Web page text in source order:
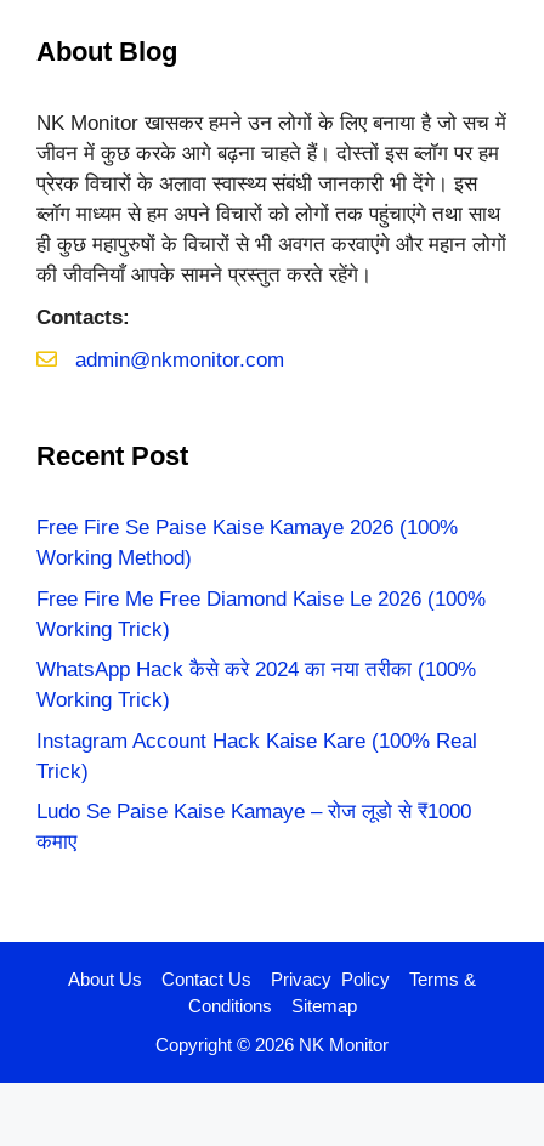
About Blog
NK Monitor खासकर हमने उन लोगों के लिए बनाया है जो सच में
जीवन में कुछ करके आगे बढ़ना चाहते हैं। दोस्तों इस ब्लॉग पर हम
प्रेरक विचारों के अलावा स्वास्थ्य संबंधी जानकारी भी देंगे। इस
ब्लॉग माध्यम से हम अपने विचारों को लोगों तक पहुंचाएंगे तथा साथ
ही कुछ महापुरुषों के विचारों से भी अवगत करवाएंगे और महान लोगों
की जीवनियाँ आपके सामने प्रस्तुत करते रहेंगे।
Contacts:
admin@nkmonitor.com
Recent Post
Free Fire Se Paise Kaise Kamaye 2026 (100%
Working Method)
Free Fire Me Free Diamond Kaise Le 2026 (100%
Working Trick)
WhatsApp Hack कैसे करे 2024 का नया तरीका (100%
Working Trick)
Instagram Account Hack Kaise Kare (100% Real
Trick)
Ludo Se Paise Kaise Kamaye – रोज लूडो से ₹1000
कमाए
About Us Contact Us Privacy Policy
Terms &
Conditions
Sitemap
Copyright © 2026 NK Monitor